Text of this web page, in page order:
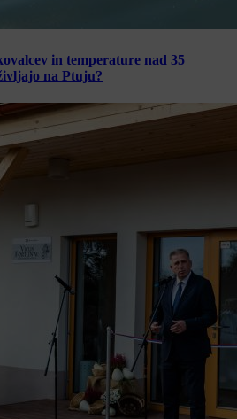
in temperature nad 35
na Ptuju?